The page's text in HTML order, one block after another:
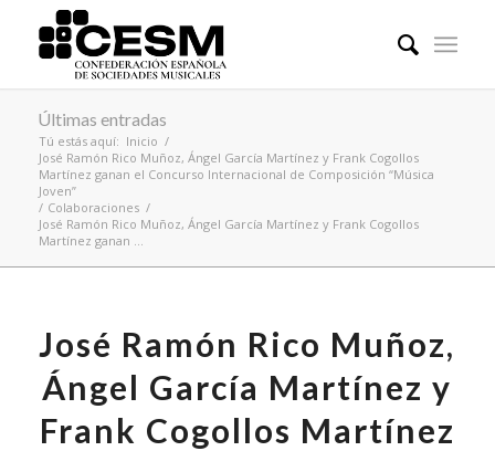
Últimas entradas
Tú estás aquí: Inicio /
José Ramón Rico Muñoz, Ángel García Martínez y Frank Cogollos
Martínez ganan el Concurso Internacional de Composición “Música
Joven”
/ Colaboraciones /
José Ramón Rico Muñoz, Ángel García Martínez y Frank Cogollos
Martínez ganan ...
José Ramón Rico Muñoz,
Ángel García Martínez y
Frank Cogollos Martínez